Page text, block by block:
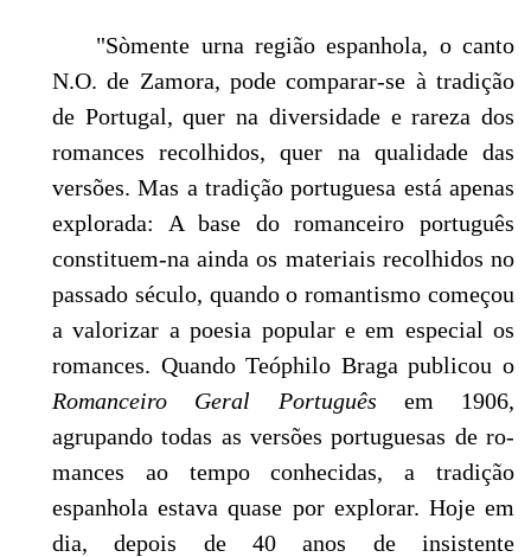
"Sòmente urna região espanhola, o canto
N.O. de Zamora, pode comparar-se à tradição
de Portugal, quer na diversidade e rareza dos
romances recolhidos, quer na qualidade das
versões. Mas a tradição portuguesa está apenas
explorada: A base do romanceiro português
constituem-na ainda os materiais recolhidos no
passado século, quando o romantismo começou
a valorizar a poesia popular e em especial os
romances. Quando Teóphilo Braga publicou o
Romanceiro Geral Português em 1906,
agrupando todas as versões portuguesas de ro­
mances ao tempo conhecidas, a tradição
espanhola estava quase por explorar. Hoje em
dia, depois de 40 anos de insistente